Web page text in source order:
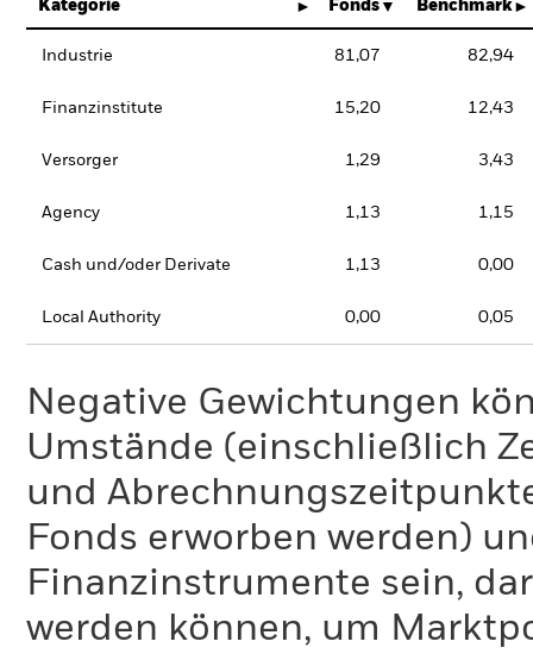
Kategorie Fonds Benchmark
Industrie 81,07 82,94
Finanzinstitute 15,20 12,43
Versorger 1,29 3,43
Agency 1,13 1,15
Cash und/oder Derivate 1,13 0,00
Local Authority 0,00 0,05
Negative Gewichtungen
Umstände (einschließlich
und
Fonds erworben werden)
Finanzinstrumente sein,
werden können, um